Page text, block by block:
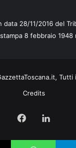
data 28/11/2016 del
8 febbraio 1948
Credits
Facebook